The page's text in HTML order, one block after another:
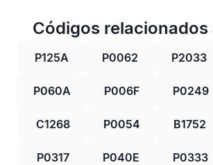
Códigos relacionados
P125A P0062 P2033
P060A P006F P0249
C1268 P0054 B1752
P0317 P040E P0333